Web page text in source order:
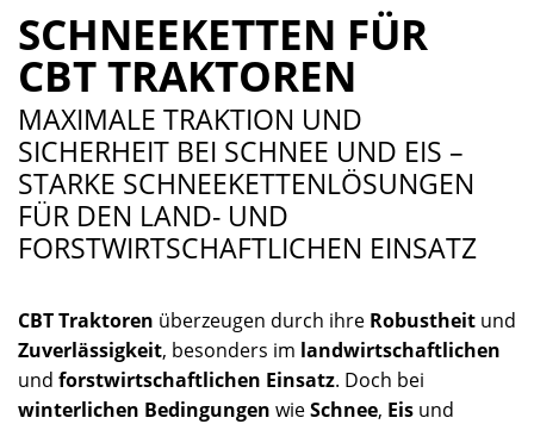
SCHNEEKETTEN FÜR
CBT TRAKTOREN
MAXIMALE TRAKTION UND
SICHERHEIT BEI SCHNEE UND EIS –
STARKE SCHNEEKETTENLÖSUNGEN
FÜR DEN LAND- UND
FORSTWIRTSCHAFTLICHEN EINSATZ
CBT Traktoren überzeugen durch ihre Robustheit und
Zuverlässigkeit, besonders im landwirtschaftlichen
und forstwirtschaftlichen Einsatz. Doch bei
winterlichen Bedingungen wieSchnee, Eis und